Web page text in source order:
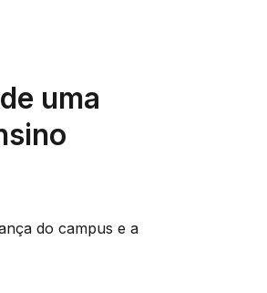
uma
do campus e a